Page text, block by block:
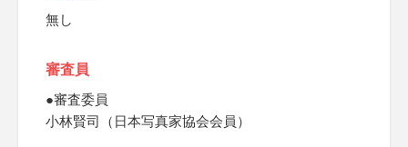
無し
審査員
●審査委員
小林賢司（日本写真家協会会員）